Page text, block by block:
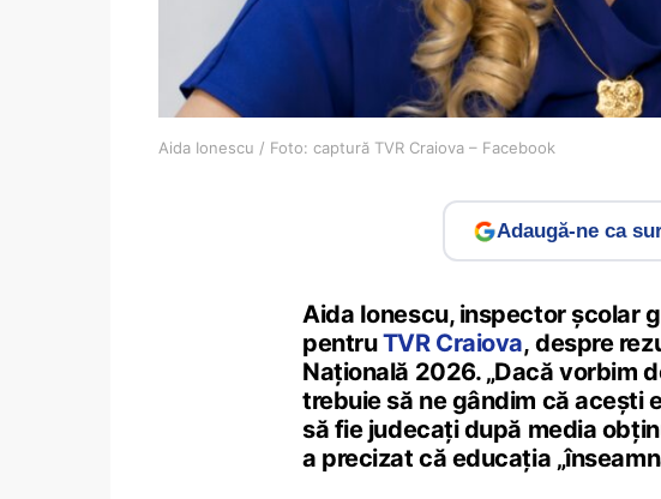
Aida Ionescu / Foto: captură TVR Craiova – Facebook
Adaugă-ne ca
Aida Ionescu, inspector școlar
pentruTVR Craiova, despre
Națională 2026. „Dacă vorbim
trebuie să ne gândim că acești
să fie judecați după media
a precizat că educația